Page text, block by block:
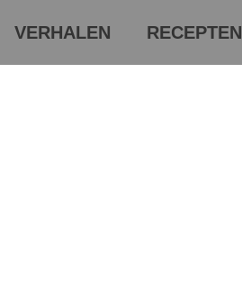
VERHALEN RECEPTEN